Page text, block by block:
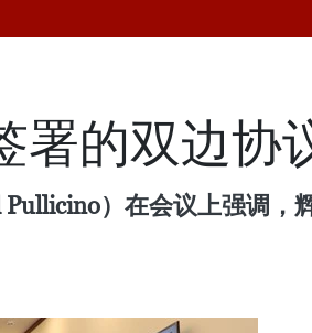
署的双边协
）在会议上强调